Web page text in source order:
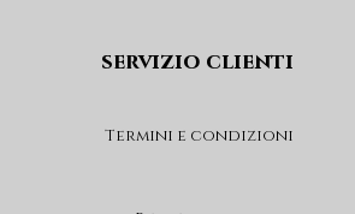
servizio clienti
Termini e condizioni